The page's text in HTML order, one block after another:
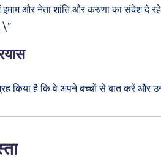
इमाम और नेता शांति और करुणा का संदेश दे
किया है कि वे अपने बच्चों से बात करें और